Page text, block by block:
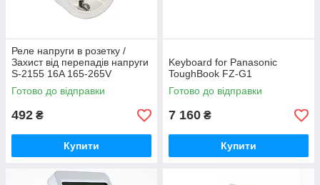
Реле напруги в розетку /
Захист від перепадів напруги
S-2155 16A 165-265V
Готово до відправки
492 ₴
Купити
Keyboard for Panasonic
ToughBook FZ-G1
Готово до відправки
7 160 ₴
Купити